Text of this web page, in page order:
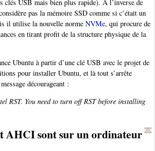
clés USB mais bien plus rapide). À l’inverse de
pas la mémoire SSD comme si c’était un
il utilise la nouvelle norme NVMe, qui procure de
en tirant profit de la structure physique de la
Ubuntu à partir d’une clé USB avec le projet de
pour installer Ubuntu, et là tout s’arrête
décourageant :
RST. You need to turn off RST before installing
AHCI sont sur un ordinateur